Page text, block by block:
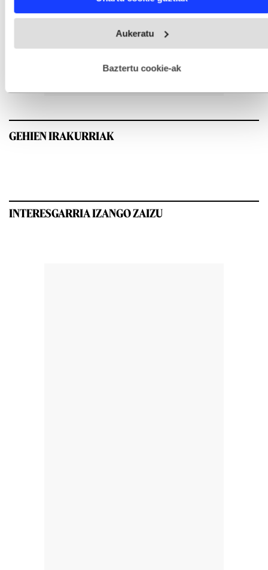
and set your preferences in thedetails section
fitxategiak erabiltzen ditu. Zure esperientzia eta zerbitzuak
esplizitua ematen diguzu.Gehiago irakurri
Aukeratu
Baztertu cookie-ak
GEHIEN IRAKURRIAK
INTERESGARRIA IZANGO ZAIZU